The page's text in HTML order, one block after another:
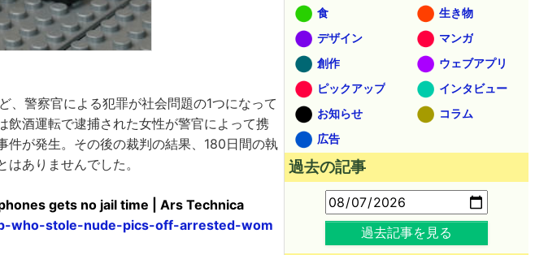
、警察官による犯罪が社会問題の1つになって
飲酒運転で逮捕された女性が警官によって携
が発生。その後の裁判の結果、180日間の執
ありませんでした。
gets no jail time | Ars Technica
who-stole-nude-pics-off-arrested-wom
食
生き物
デザイン
マンガ
創作
ウェブアプリ
ピックアップ
インタビュー
お知らせ
コラム
広告
過去の記事
過去記事を見る